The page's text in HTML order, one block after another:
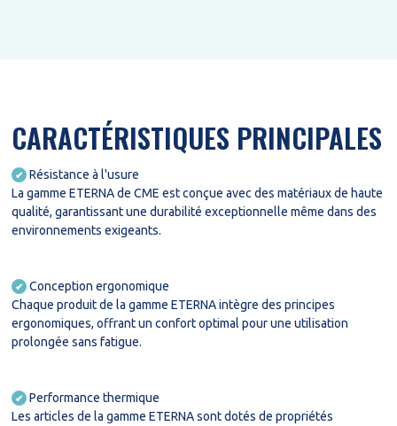
CARACTÉRISTIQUES PRINCIPALES
✔
Résistance à l'usure
La gamme ETERNA de CME est conçue avec des matériaux de haute
qualité, garantissant une durabilité exceptionnelle même dans des
environnements exigeants.
✔
Conception ergonomique
Chaque produit de la gamme ETERNA intègre des principes
ergonomiques, offrant un confort optimal pour une utilisation
prolongée sans fatigue.
✔
Performance thermique
Les articles de la gamme ETERNA sont dotés de propriétés